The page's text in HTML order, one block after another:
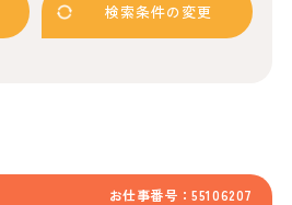
検索条件の変更
お仕事番号：55106207